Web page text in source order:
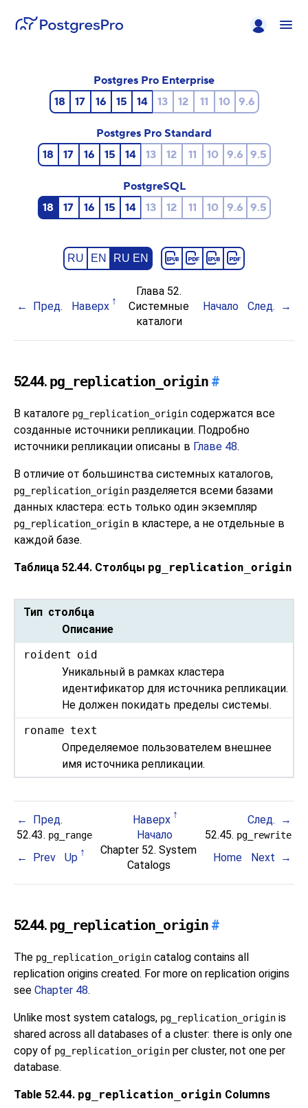
Postgres Pro Enterprise
18
17 16 15 14 13 12 11 10 9.6
Postgres Pro Standard
18
17 16 15 14 13 12 11 10 9.6 9.5
PostgreSQL
18
17 16 15 14 13 12 11 10 9.6 9.5
RU EN RU EN
Пред. Наверх
Глава 52.
Системные
каталоги
Начало След.
52.44. pg_replication_origin #
В каталоге pg_replication_origin содержатся все
созданные источники репликации. Подробно
источники репликации описаны в Главе 48.
В отличие от большинства системных каталогов,
pg_replication_origin разделяется всеми базами
данных кластера: есть только один экземпляр
pg_replication_origin в кластере, а не отдельные в
каждой базе.
Таблица 52.44. Столбцы pg_replication_origin
Тип столбца
Описание
roident oid
Уникальный в рамках кластера
идентификатор для источника репликации.
Не должен покидать пределы системы.
roname text
Определяемое пользователем внешнее
имя источника репликации.
Пред. Наверх
След.
52.43. pg_range Начало 52.45. pg_rewrite
Prev Up
Chapter 52. System
Catalogs
Home Next
52.44. pg_replication_origin #
The pg_replication_origin catalog contains all
replication origins created. For more on replication origins
see Chapter 48.
Unlike most system catalogs, pg_replication_origin is
shared across all databases of a cluster: there is only one
copy of pg_replication_origin per cluster, not one per
database.
Table 52.44. pg_replication_origin Columns